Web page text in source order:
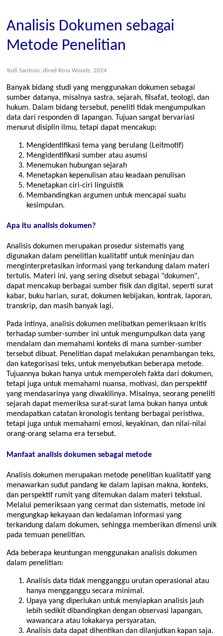
Analisis Dokumen sebagai
Metode Penelitian
Yudi Santoso, dired Ross Woods, 2024
Banyak bidang studi yang menggunakan dokumen sebagai
sumber datanya, misalnya sastra, sejarah, filsafat, teologi, dan
hukum. Dalam bidang tersebut, peneliti tidak mengumpulkan
data dari responden di lapangan. Tujuan sangat bervariasi
menurut disiplin ilmu, tetapi dapat mencakup:
Mengidentifikasi tema yang berulang (Leitmotif)
Mengidentifikasi sumber atau asumsi
Menemukan hubungan sejarah
Menetapkan kepenulisan atau keadaan penulisan
Menetapkan ciri-ciri linguistik
Membandingkan argumen untuk mencapai suatu
kesimpulan.
Apa itu analisis dokumen?
Analisis dokumen merupakan prosedur sistematis yang
digunakan dalam penelitian kualitatif untuk meninjau dan
menginterpretasikan informasi yang terkandung dalam materi
tertulis. Materi ini, yang sering disebut sebagai "dokumen",
dapat mencakup berbagai sumber fisik dan digital, seperti surat
kabar, buku harian, surat, dokumen kebijakan, kontrak, laporan,
transkrip, dan masih banyak lagi.
Pada intinya, analisis dokumen melibatkan pemeriksaan kritis
terhadap sumber-sumber ini untuk mengumpulkan data yang
mendalam dan memahami konteks di mana sumber-sumber
tersebut dibuat. Penelitian dapat melakukan penambangan teks,
dan kategorisasi teks, untuk menyebutkan beberapa metode.
Tujuannya bukan hanya untuk memperoleh fakta dari dokumen,
tetapi juga untuk memahami nuansa, motivasi, dan perspektif
yang mendasarinya yang diwakilinya. Misalnya, seorang peneliti
sejarah dapat memeriksa surat-surat lama bukan hanya untuk
mendapatkan catatan kronologis tentang berbagai peristiwa,
tetapi juga untuk memahami emosi, keyakinan, dan nilai-nilai
orang-orang selama era tersebut.
Manfaat analisis dokumen sebagai metode
Analisis dokumen merupakan metode penelitian kualitatif yang
menawarkan sudut pandang ke dalam lapisan makna, konteks,
dan perspektif rumit yang ditemukan dalam materi tekstual.
Melalui pemeriksaan yang cermat dan sistematis, metode ini
mengungkap kekayaan dan kedalaman informasi yang
terkandung dalam dokumen, sehingga memberikan dimensi unik
pada temuan penelitian.
Ada beberapa keuntungan menggunakan analisis dokumen
dalam penelitian:
Analisis data tidak mengganggu urutan operasional atau
hanya mengganggu secara minimal.
Upaya yang diperlukan untuk menyiapkan analisis jauh
lebih sedikit dibandingkan dengan observasi lapangan,
wawancara atau lokakarya persyaratan.
Analisis data dapat dihentikan dan dilanjutkan kapan saja.